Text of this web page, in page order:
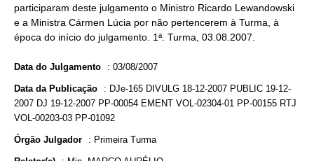
participaram deste julgamento o Ministro Ricardo Lewandowski
e a Ministra Cármen Lúcia por não pertencerem à Turma, à
época do início do julgamento. 1ª. Turma, 03.08.2007.
Data do Julgamento : 03/08/2007
Data da Publicação : DJe-165 DIVULG 18-12-2007 PUBLIC 19-12-
2007 DJ 19-12-2007 PP-00054 EMENT VOL-02304-01 PP-00155 RTJ
VOL-00203-03 PP-01092
Órgão Julgador : Primeira Turma